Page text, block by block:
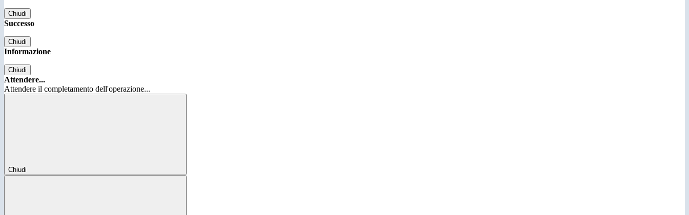
Chiudi
Successo
Chiudi
Informazione
Chiudi
Attendere...
Attendere il completamento dell'operazione...
Chiudi